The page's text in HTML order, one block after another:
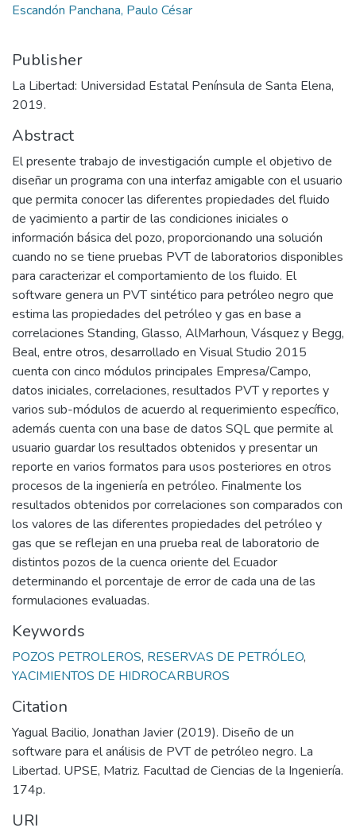
Escandón Panchana, Paulo César
Publisher
La Libertad: Universidad Estatal Península de Santa Elena,
2019.
Abstract
El presente trabajo de investigación cumple el objetivo de
diseñar un programa con una interfaz amigable con el usuario
que permita conocer las diferentes propiedades del fluido
de yacimiento a partir de las condiciones iniciales o
información básica del pozo, proporcionando una solución
cuando no se tiene pruebas PVT de laboratorios disponibles
para caracterizar el comportamiento de los fluido. El
software genera un PVT sintético para petróleo negro que
estima las propiedades del petróleo y gas en base a
correlaciones Standing, Glasso, AlMarhoun, Vásquez y Begg,
Beal, entre otros, desarrollado en Visual Studio 2015
cuenta con cinco módulos principales Empresa/Campo,
datos iniciales, correlaciones, resultados PVT y reportes y
varios sub-módulos de acuerdo al requerimiento específico,
además cuenta con una base de datos SQL que permite al
usuario guardar los resultados obtenidos y presentar un
reporte en varios formatos para usos posteriores en otros
procesos de la ingeniería en petróleo. Finalmente los
resultados obtenidos por correlaciones son comparados con
los valores de las diferentes propiedades del petróleo y
gas que se reflejan en una prueba real de laboratorio de
distintos pozos de la cuenca oriente del Ecuador
determinando el porcentaje de error de cada una de las
formulaciones evaluadas.
Keywords
POZOS PETROLEROS, RESERVAS DE PETRÓLEO,
YACIMIENTOS DE HIDROCARBUROS
Citation
Yagual Bacilio, Jonathan Javier (2019). Diseño de un
software para el análisis de PVT de petróleo negro. La
Libertad. UPSE, Matriz. Facultad de Ciencias de la Ingeniería.
174p.
URI